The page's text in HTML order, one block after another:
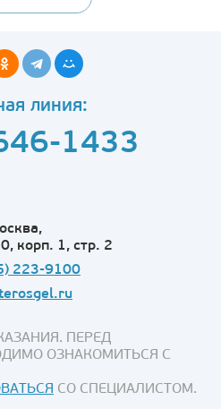
линия:
1433
корп. 1, стр. 2
223-9100
ПЕРЕД
ОЗНАКОМИТЬСЯ С
СО СПЕЦИАЛИСТОМ.